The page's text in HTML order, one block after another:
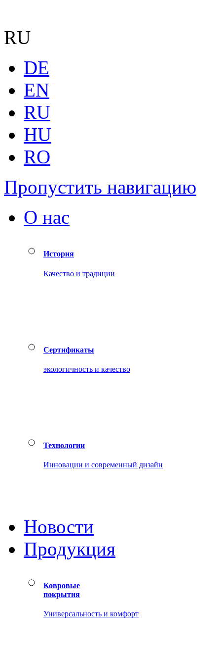
RU
DE
EN
RU
HU
RO
Пропустить навигацию
О нас
История
Качество и традиции
Сертификаты
экологичность и качество
Технологии
Инновации и современный дизайн
Новости
Продукция
Ковровые
покрытия
Универсальность и комфорт